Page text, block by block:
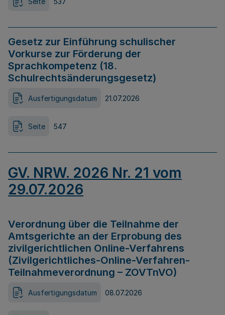
Gesetz zur Einführung schulischer
Vorkurse zur Förderung der
Sprachkompetenz (18.
Schulrechtsänderungsgesetz)
Ausfertigungsdatum 21.07.2026
Seite 547
GV. NRW. 2026 Nr. 21 vom
29.07.2026
Verordnung über die Teilnahme der
Amtsgerichte an der Erprobung des
zivilgerichtlichen Online-Verfahrens
(Zivilgerichtliches-Online-Verfahren-
Teilnahmeverordnung – ZOVTnVO)
Ausfertigungsdatum 08.07.2026